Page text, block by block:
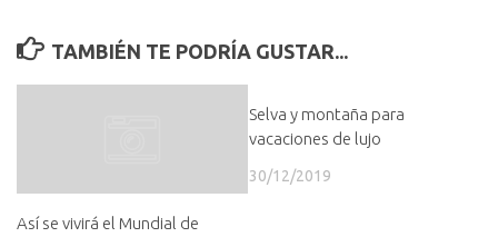
TAMBIÉN TE PODRÍA GUSTAR...
Así se vivirá el Mundial de
Selva y montaña para
vacaciones de lujo
30/12/2019